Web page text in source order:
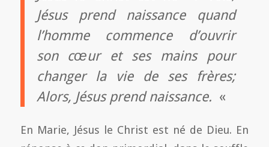
Jésus prend naissance quand
l’homme commence d’ouvrir
son cœur et ses mains pour
changer la vie de ses frères;
Alors, Jésus prend naissance. «
En Marie, Jésus le Christ est né de Dieu. En